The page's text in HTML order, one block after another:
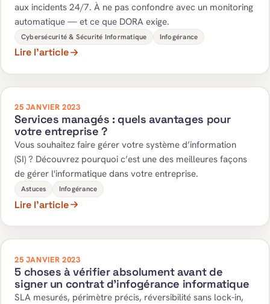
aux incidents 24/7. À ne pas confondre avec un monitoring
automatique — et ce que DORA exige.
Cybersécurité & Sécurité Informatique Infogérance
Lire l’article
25 JANVIER 2023
Services managés : quels avantages pour
votre entreprise ?
Vous souhaitez faire gérer votre système d’information
(SI) ? Découvrez pourquoi c’est une des meilleures façons
de gérer l'informatique dans votre entreprise.
Astuces Infogérance
Lire l’article
25 JANVIER 2023
5 choses à vérifier absolument avant de
signer un contrat d’infogérance informatique
SLA mesurés, périmètre précis, réversibilité sans lock-in,